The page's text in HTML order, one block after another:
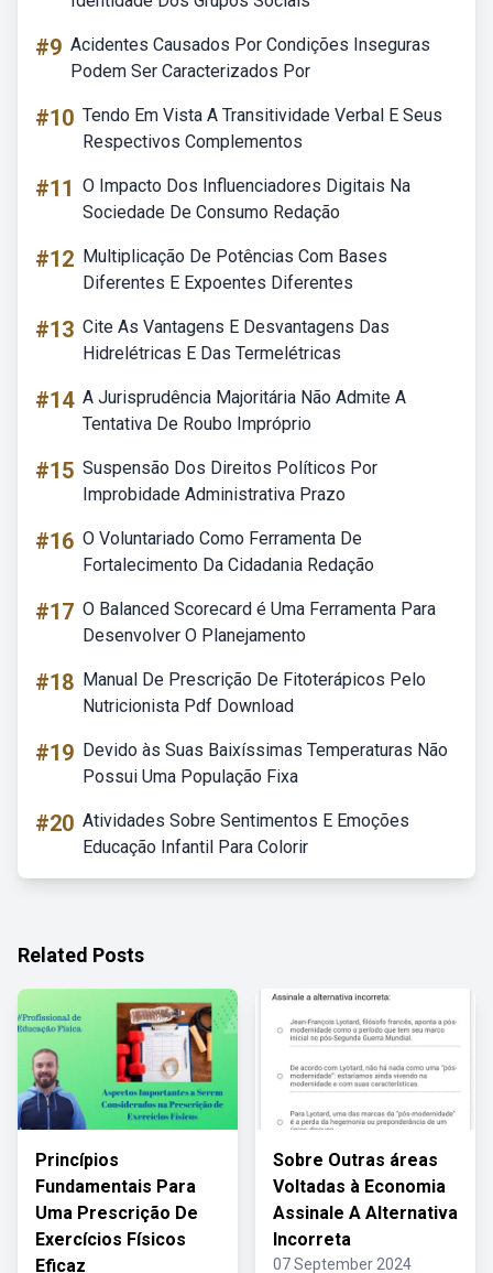
#9 Acidentes Causados Por Condições Inseguras
Podem Ser Caracterizados Por
#10 Tendo Em Vista A Transitividade Verbal E Seus
Respectivos Complementos
#11 O Impacto Dos Influenciadores Digitais Na
Sociedade De Consumo Redação
#12 Multiplicação De Potências Com Bases
Diferentes E Expoentes Diferentes
#13 Cite As Vantagens E Desvantagens Das
Hidrelétricas E Das Termelétricas
#14 A Jurisprudência Majoritária Não Admite A
Tentativa De Roubo Impróprio
#15 Suspensão Dos Direitos Políticos Por
Improbidade Administrativa Prazo
#16 O Voluntariado Como Ferramenta De
Fortalecimento Da Cidadania Redação
#17 O Balanced Scorecard é Uma Ferramenta Para
Desenvolver O Planejamento
#18 Manual De Prescrição De Fitoterápicos Pelo
Nutricionista Pdf Download
#19 Devido às Suas Baixíssimas Temperaturas Não
Possui Uma População Fixa
#20 Atividades Sobre Sentimentos E Emoções
Educação Infantil Para Colorir
Related Posts
Princípios
Fundamentais Para
Uma Prescrição De
Exercícios Físicos
Eficaz
Sobre Outras áreas
Voltadas à Economia
Assinale A Alternativa
Incorreta
07 September 2024